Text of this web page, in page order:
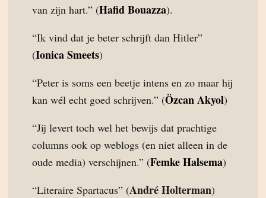
van zijn hart.” (Hafid Bouazza).
“Ik vind dat je beter schrijft dan Hitler”
(Ionica Smeets)
“Peter is soms een beetje intens en zo maar hij
kan wél echt goed schrijven.” (Özcan Akyol)
“Jij levert toch wel het bewijs dat prachtige
columns ook op weblogs (en niet alleen in de
oude media) verschijnen.” (Femke Halsema)
“Literaire Spartacus” (André Holterman)